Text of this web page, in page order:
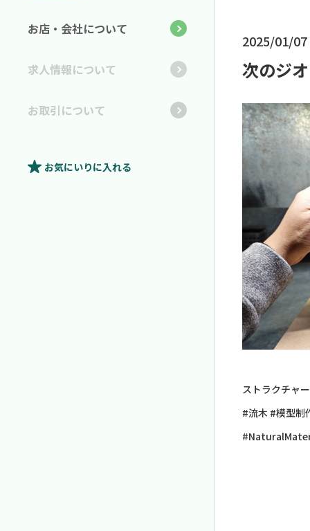
2025/01/07
次のジ
ストラクチャ
#流木 #模型
お店・会社について
求人情報について
お取引について
お気にいりに入れる